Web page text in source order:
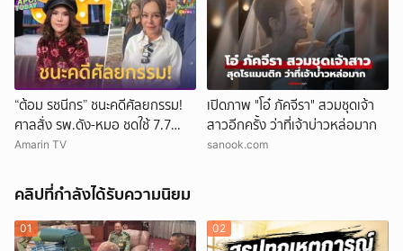
“ต้อม รชนีกร” ชนะคดีศัลยกรรม!
ศาลสั่ง รพ.ดัง-หมอ ชดใช้ 7.7
ล้าน
Amarin TV
เปิดภาพ "โอ๋ ภัคจีรา" สวมชุดเจ้า
สาวอีกครั้ง ว่าที่เจ้าบ่าวหล่อมาก
sanook.com
คลิปที่กำลังได้รับความนิยม
01 02